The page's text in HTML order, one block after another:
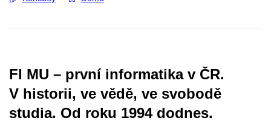
FI MU – první informatika v ČR.
V historii, ve vědě, ve svobodě
studia. Od roku 1994 dodnes.